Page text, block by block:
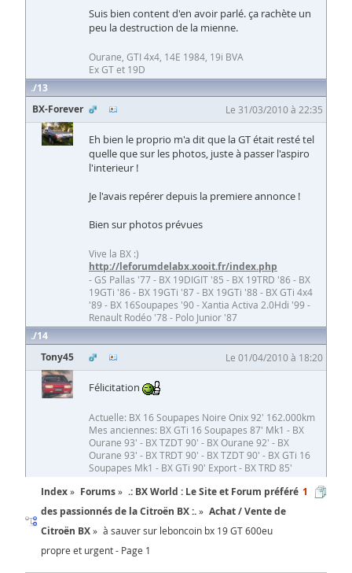
Suis bien content d'en avoir parlé. ça rachète un
peu la destruction de la mienne.
Ourane, GTI 4x4, 14E 1984, 19i BVA
Ex GT et 19D
13
BX-Forever
Le 31/03/2010 à 22:35
Eh bien le proprio m'a dit que la GT était resté tel
quelle que sur les photos, juste à passer l'aspiro
l'interieur !
Je l'avais repérer depuis la premiere annonce !
Bien sur photos prévues
Vive la BX :)
http://leforumdelabx.xooit.fr/index.php
- GS Pallas '77 - BX 19DIGIT '85 - BX 19TRD '86 - BX
19GTi '86 - BX 19GTi '87 - BX 19GTi '88 - BX GTi 4x4
'89 - BX 16Soupapes '90 - Xantia Activa 2.0Hdi '99 -
Renault Rodéo '78 - Polo Junior '87
14
Tony45
Le 01/04/2010 à 18:20
Félicitation
Actuelle: BX 16 Soupapes Noire Onix 92' 162.000km
Mes anciennes: BX GTi 16 Soupapes 87' Mk1 - BX
Ourane 93' - BX TZDT 90' - BX Ourane 92' - BX
Ourane 93' - BX TRDT 90' - BX TZDT 90' - BX GTi 16
Soupapes Mk1 - BX GTi 90' Export - BX TRD 85'
Index Forums
.: BX World : Le Site et Forum préféré
des passionnés de la Citroën BX :.
Achat / Vente de
Citroën BX
à sauver sur leboncoin bx 19 GT 600eu
propre et urgent - Page 1
1